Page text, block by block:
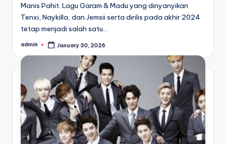
Manis Pahit. Lagu Garam & Madu yang dinyanyikan
Tenxi, Naykilla, dan Jemsii serta dirilis pada akhir 2024
tetap menjadi salah satu…
Posted
admin January 30, 2026